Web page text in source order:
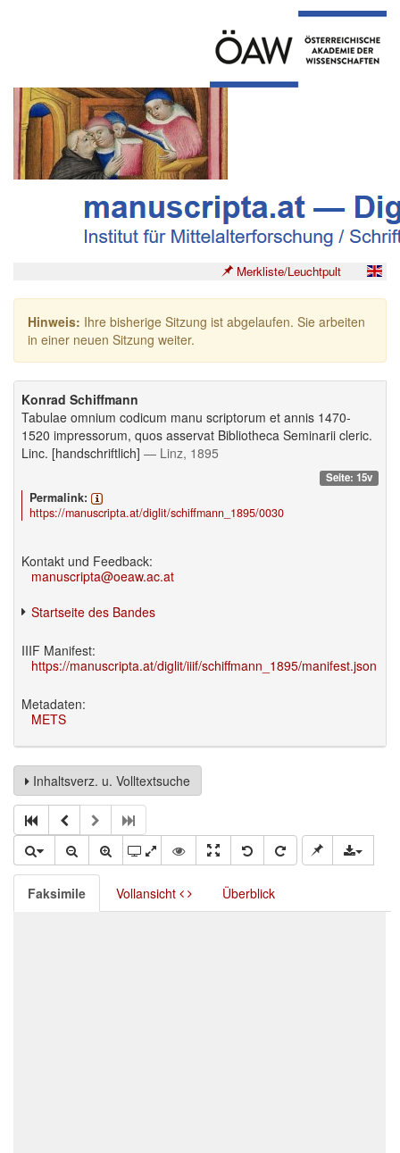
Merkliste/Leuchtpult
Hinweis: Ihre bisherige Sitzung ist abgelaufen. Sie arbeiten
in einer neuen Sitzung weiter.
Konrad Schiffmann
Tabulae omnium codicum manu scriptorum et annis 1470-
1520 impressorum, quos asservat Bibliotheca Seminarii cleric.
Linc. [handschriftlich] — Linz, 1895
Seite: 15v
Permalink:
https://manuscripta.at/diglit/schiffmann_1895/0030
Kontakt und Feedback:
manuscripta@oeaw.ac.at
Startseite des Bandes
IIIF Manifest:
https://manuscripta.at/diglit/iiif/schiffmann_1895/manifest.json
Metadaten:
METS
Inhaltsverz. u. Volltextsuche
Faksimile Vollansicht Überblick